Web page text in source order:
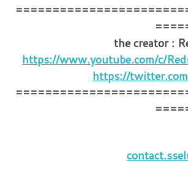
the creator :
https://www.youtube.com/c/
https://